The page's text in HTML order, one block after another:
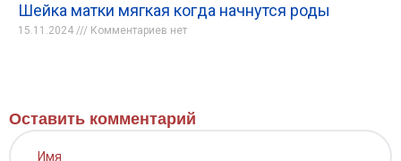
Шейка матки мягкая когда начнутся роды
15.11.2024 Комментариев нет
Оставить комментарий